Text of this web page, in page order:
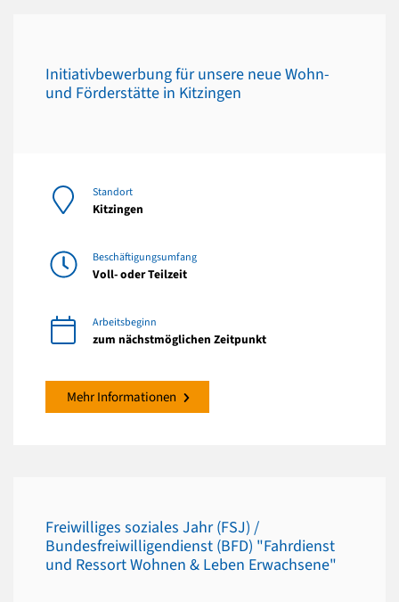
Initiativbewerbung für unsere neue Wohn-
und Förderstätte in Kitzingen
Standort
Kitzingen
Beschäftigungsumfang
Voll- oder Teilzeit
Arbeitsbeginn
zum nächstmöglichen Zeitpunkt
Mehr Informationen
Freiwilliges soziales Jahr (FSJ) /
Bundesfreiwilligendienst (BFD) "Fahrdienst
und Ressort Wohnen & Leben Erwachsene"